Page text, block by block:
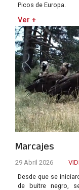
Picos de Europa.
Ver +
Marcajes
29 Abril 2026
Desde que se
de buitre negro,